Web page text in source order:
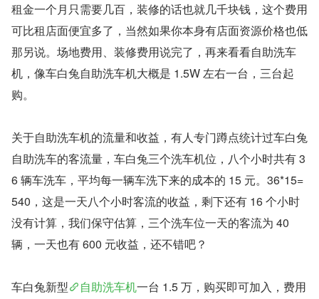
租金一个月只需要几百，装修的话也就几千块钱，这个费用
可比租店面便宜多了，当然如果你本身有店面资源价格也低
那另说。场地费用、装修费用说完了，再来看看自助洗车
机，像车白兔自助洗车机大概是 1.5W 左右一台，三台起
购。
关于自助洗车机的流量和收益，有人专门蹲点统计过车白兔
自助洗车的客流量，车白兔三个洗车机位，八个小时共有 3
6 辆车洗车，平均每一辆车洗下来的成本的 15 元。36*15=
540，这是一天八个小时客流的收益，剩下还有 16 个小时
没有计算，我们保守估算，三个洗车位一天的客流为 40
辆，一天也有 600 元收益，还不错吧？
车白兔新型 自助洗车机一台 1.5 万，购买即可加入，费用